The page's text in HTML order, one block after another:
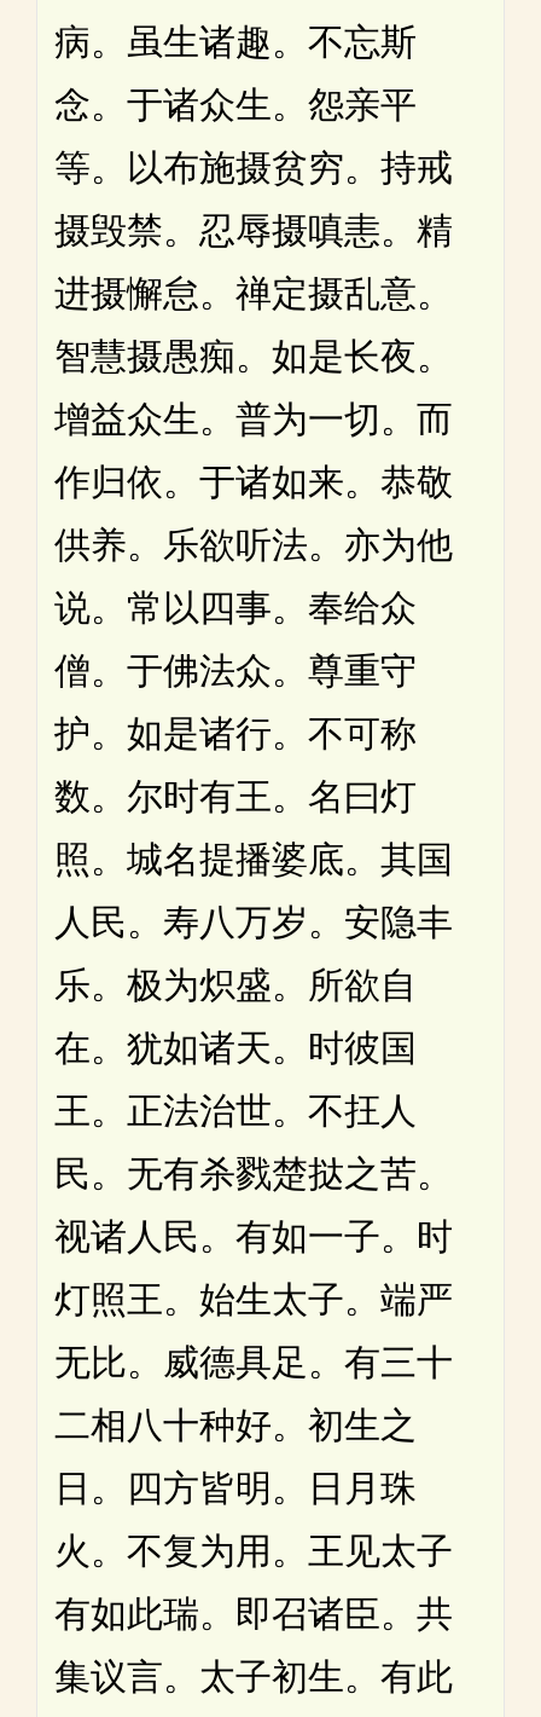
病。虽生诸趣。不忘斯
念。于诸众生。怨亲平
等。以布施摄贫穷。持戒
摄毁禁。忍辱摄嗔恚。精
进摄懈怠。禅定摄乱意。
智慧摄愚痴。如是长夜。
增益众生。普为一切。而
作归依。于诸如来。恭敬
供养。乐欲听法。亦为他
说。常以四事。奉给众
僧。于佛法众。尊重守
护。如是诸行。不可称
数。尔时有王。名曰灯
照。城名提播婆底。其国
人民。寿八万岁。安隐丰
乐。极为炽盛。所欲自
在。犹如诸天。时彼国
王。正法治世。不抂人
民。无有杀戮楚挞之苦。
视诸人民。有如一子。时
灯照王。始生太子。端严
无比。威德具足。有三十
二相八十种好。初生之
日。四方皆明。日月珠
火。不复为用。王见太子
有如此瑞。即召诸臣。共
集议言。太子初生。有此